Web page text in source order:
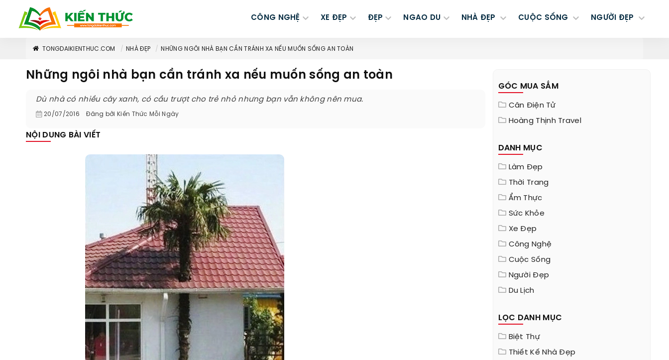
CÔNG NGHỆ XE ĐẸP ĐẸP NGAO DU NHÀ ĐẸP CUỘC SỐNG NGƯỜI ĐẸP
TONGDAIKIENTHUC.COM NHÀ ĐẸP NHỮNG NGÔI NHÀ BẠN CẦN TRÁNH XA NẾU MUỐN SỐNG AN TOÀN
Những ngôi nhà bạn cần tránh xa nếu muốn sống an toàn
Dù nhà có nhiều cây xanh, có cầu trượt cho trẻ nhỏ nhưng bạn vẫn không nên mua.
20/07/2016 Đăng bởi Kiến Thức Mỗi Ngày
NỘI DUNG BÀI VIẾT
GÓC MUA SẮM
Cân Điện Tử
Hoàng Thịnh Travel
DANH MỤC
Làm Đẹp
Thời Trang
Ẩm Thực
Sức Khỏe
Xe Đẹp
Công Nghệ
Cuộc Sống
Người Đẹp
Du Lịch
LỌC DANH MỤC
Biệt Thự
Thiết Kế Nhà Đẹp